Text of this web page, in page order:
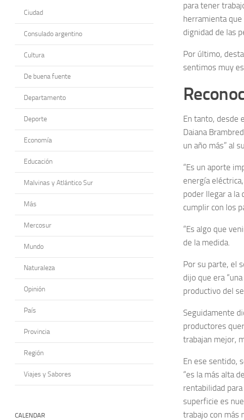
para tener
herramienta
dignidad de las
Por último,
sentimos muy
En tanto, desde
Daiana
un año más” al
“Es un aporte
energía
poder llegar a la
cumplir con los
“Es algo que
de la medida.
Por su parte, el
dijo que era
productivo del
Seguidamente
productores
trabajan mejor,
En ese sentido,
“es la más alta
rentabilidad
superficie es
trabajo con más
Ciudad
Consulado argentino
Cultura
De buena fuente
Departamento
Deporte
Economía
Educación
Malvinas y Atlántico Sur
Más
Mercosur
Mundo
Naturaleza
Opinión
País
Provincia
Región
Viajes y Sabores
CALENDAR